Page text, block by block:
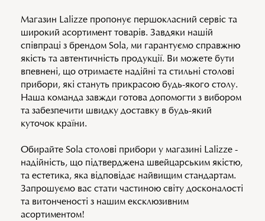
Магазин Lalizze пропонує першокласний сервіс та
широкий асортимент товарів. Завдяки нашій
співпраці з брендом Sola, ми гарантуємо справжню
якість та автентичність продукції. Ви можете бути
впевнені, що отримаєте надійні та стильні столові
прибори, які стануть прикрасою будь-якого столу.
Наша команда завжди готова допомогти з вибором
та забезпечити швидку доставку в будь-який
куточок країни.
Обирайте Sola столові прибори у магазині Lalizze -
надійність, що підтверджена швейцарським якістю,
та естетика, яка відповідає найвищим стандартам.
Запрошуємо вас стати частиною світу досконалості
та витонченості з нашим ексклюзивним
асортиментом!